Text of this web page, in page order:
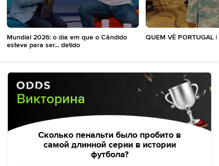
Mundial 2026: o dia em que o Cândido
esteve para ser... detido
QUEM VÊ PORTUGAL
Викторина
Сколько пенальти было пробито в
самой длинной серии в истории
футбола?